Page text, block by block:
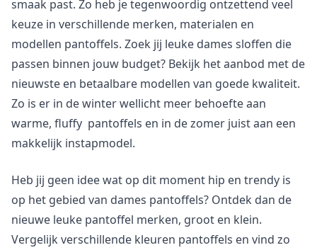
smaak past. Zo heb je tegenwoordig ontzettend veel
keuze in verschillende merken, materialen en
modellen pantoffels. Zoek jij leuke dames sloffen die
passen binnen jouw budget? Bekijk het aanbod met de
nieuwste en betaalbare modellen van goede kwaliteit.
Zo is er in de winter wellicht meer behoefte aan
warme, fluffy pantoffels en in de zomer juist aan een
makkelijk instapmodel.
Heb jij geen idee wat op dit moment hip en trendy is
op het gebied van dames pantoffels? Ontdek dan de
nieuwe leuke pantoffel merken, groot en klein.
Vergelijk verschillende kleuren pantoffels en vind zo